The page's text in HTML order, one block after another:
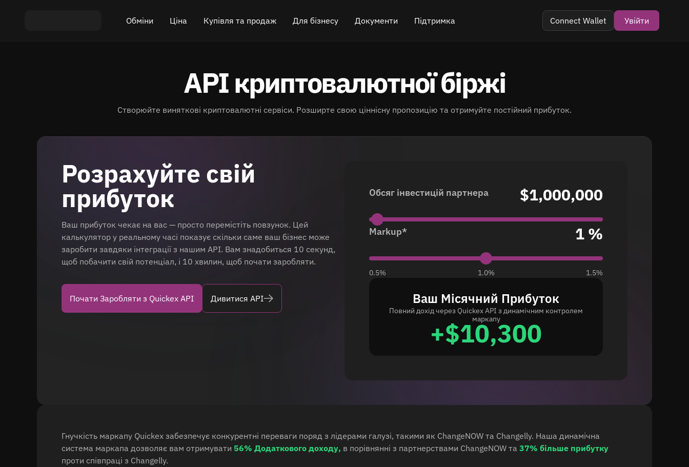
Обміни
Обмін BTC на USDT
Популярні обміни
Обмін за країнами
Приватный обмен
Ціна
Ціна Ethereum (ETH)
Ціна Monero (XMR)
Купівля та продаж
Продати криптовалюту
Для бізнесу
API для обміну
Віджет для обміну
Документи
Блог
Як це працює
Підтримка
Онлайн-чат
Залишити відгук
Connect Wallet Увійти
API криптовалютної біржі
Створюйте виняткові криптовалютні сервіси. Розширте свою ціннісну пропозицію та отримуйте постійний прибуток.
Розрахуйте свій
прибуток
Ваш прибуток чекає на вас — просто перемістіть повзунок. Цей
калькулятор у реальному часі показує скільки саме ваш бізнес може
заробити завдяки інтеграції з нашим API. Вам знадобиться 10 секунд,
щоб побачити свій потенціал, і 10 хвилин, щоб почати заробляти.
Почати Заробляти з Quickex API Дивитися API
Обсяг інвестицій партнера $1,000,000
Markup* 1 %
0.5% 1.0% 1.5%
Ваш Місячний Прибуток
Повний дохід через Quickex API з динамічним контролем
маркапу
+$10,300
Гнучкість маркапу Quickex забезпечує конкурентні переваги поряд з лідерами галузі, такими як ChangeNOW та Changelly. Наша динамічна
система маркапа дозволяє вам отримувати 56% Додаткового доходу, в порівнянні з партнерствами ChangeNOW та 37% більше прибутку
проти співпраці з Changelly.